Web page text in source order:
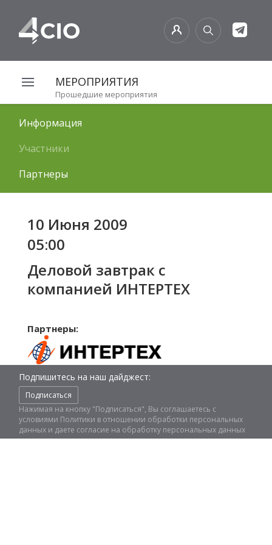
МЕРОПРИЯТИЯ
Прошедшие мероприятия
Информация
Участники
Партнеры
10 Июня 2009
05:00
Деловой завтрак с
компанией ИНТЕРТЕХ
Партнеры:
Подпишитесь на наш дайджест:
Подписаться
Нажимая на кнопку "Подписаться", Вы соглашаетесь с
условиями Политики в отношении обработки персональных
данных и даете согласие на обработку персональных данных